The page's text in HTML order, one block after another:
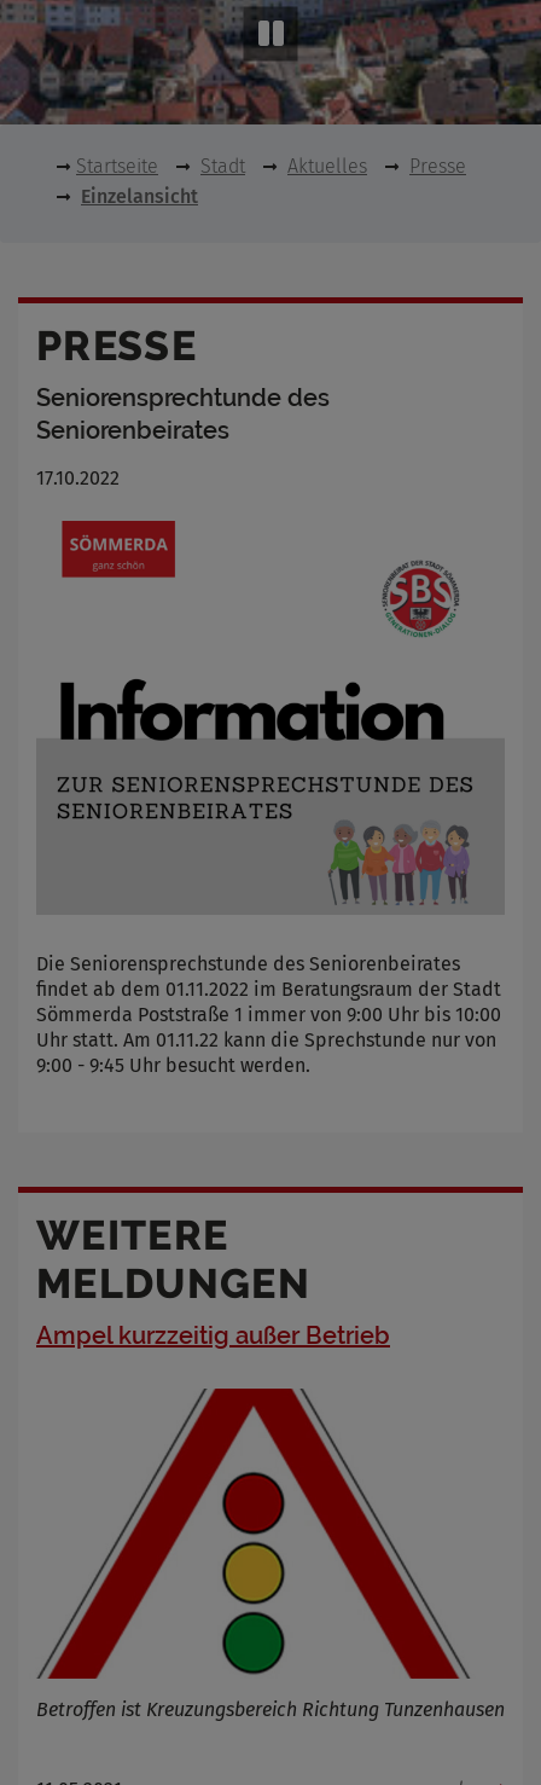
Startseite Stadt Aktuelles
Presse
Einzelansicht
PRESSE
Seniorensprechtunde des
Seniorenbeirates
17.10.2022
Die Seniorensprechstunde des Seniorenbeirates
findet ab dem 01.11.2022 im Beratungsraum der Stadt
Sömmerda Poststraße 1 immer von 9:00 Uhr bis 10:00
Uhr statt. Am 01.11.22 kann die Sprechstunde nur von
9:00 - 9:45 Uhr besucht werden.
WEITERE
MELDUNGEN
Ampel kurzzeitig außer Betrieb
Betroffen ist Kreuzungsbereich Richtung Tunzenhausen